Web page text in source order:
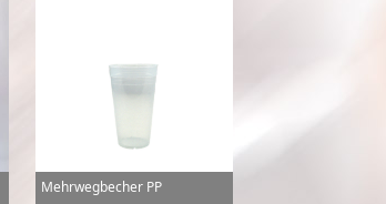
Mehrwegbecher PP